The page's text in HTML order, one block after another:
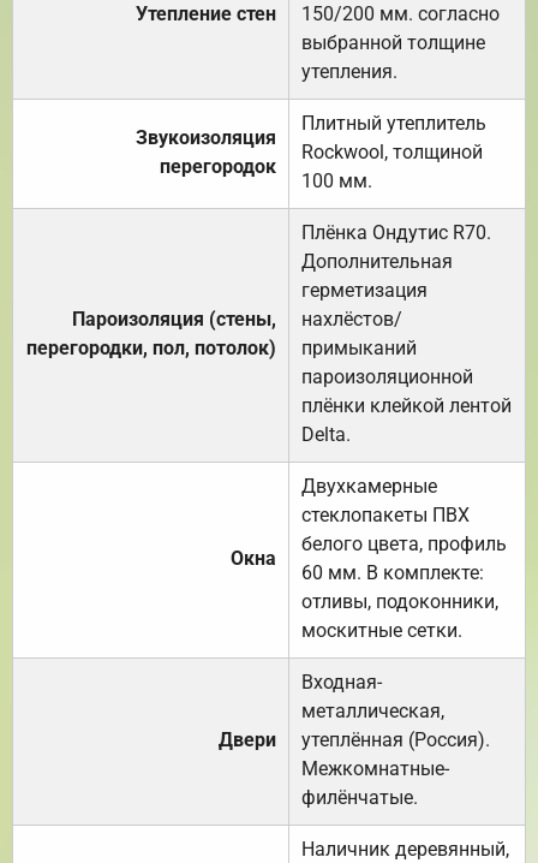
Утепление стен
150/200 мм. согласно
выбранной толщине
утепления.
Звукоизоляция
перегородок
Плитный утеплитель
Rockwool, толщиной
100 мм.
Пароизоляция (стены,
перегородки, пол, потолок)
Плёнка Ондутис R70.
Дополнительная
герметизация
нахлёстов/
примыканий
пароизоляционной
плёнки клейкой лентой
Delta.
Окна
Двухкамерные
стеклопакеты ПВХ
белого цвета, профиль
60 мм. В комплекте:
отливы, подоконники,
москитные сетки.
Двери
Входная-
металлическая,
утеплённая (Россия).
Межкомнатные-
филёнчатые.
Наличник деревянный,